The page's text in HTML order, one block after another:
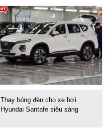
Thay bóng đèn cho xe hơi
Hyundai Santafe siêu sáng